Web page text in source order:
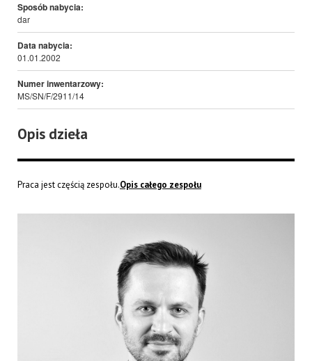
Sposób nabycia:
dar
Data nabycia:
01.01.2002
Numer inwentarzowy:
MS/SN/F/2911/14
Opis dzieła
Praca jest częścią zespołu.Opis całego zespołu